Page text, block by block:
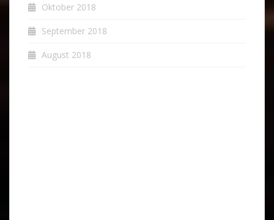
Oktober 2018
September 2018
August 2018